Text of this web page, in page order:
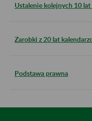
Ustalenie kolejnych 10
Zarobki z 20 lat
Podstawa prawna